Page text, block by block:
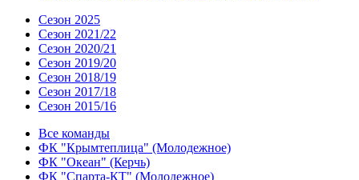
Сезон 2025
Сезон 2021/22
Сезон 2020/21
Сезон 2019/20
Сезон 2018/19
Сезон 2017/18
Сезон 2015/16
Все команды
ФК "Крымтеплица" (Молодежное)
ФК "Океан" (Керчь)
ФК "Спарта-КТ" (Молодежное)